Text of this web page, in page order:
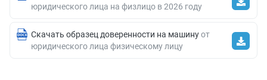
юридического лица на физлицо в 2026 году
Скачать образец доверенности на машинуот
юридического лица физическому лицу